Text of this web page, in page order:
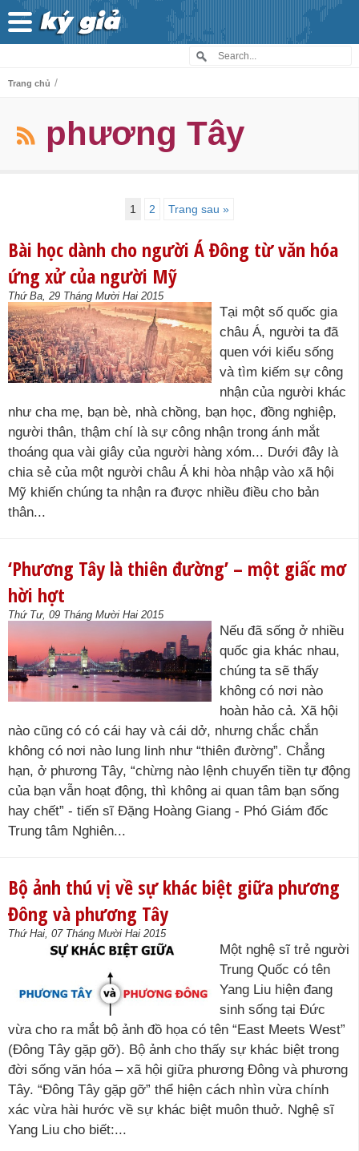
Trang chủ /
phương Tây
1 2 Trang sau »
Bài học dành cho người Á Đông từ văn hóa
ứng xử của người Mỹ
Thứ Ba, 29 Tháng Mười Hai 2015
Tại một số quốc gia
châu Á, người ta đã
quen với kiểu sống
và tìm kiếm sự công
nhận của người khác
như cha mẹ, bạn bè, nhà chồng, bạn học, đồng nghiệp,
người thân, thậm chí là sự công nhận trong ánh mắt
thoáng qua vài giây của người hàng xóm... Dưới đây là
chia sẻ của một người châu Á khi hòa nhập vào xã hội
Mỹ khiến chúng ta nhận ra được nhiều điều cho bản
thân...
‘Phương Tây là thiên đường’ – một giấc mơ
hời hợt
Thứ Tư, 09 Tháng Mười Hai 2015
Nếu đã sống ở nhiều
quốc gia khác nhau,
chúng ta sẽ thấy
không có nơi nào
hoàn hảo cả. Xã hội
nào cũng có có cái hay và cái dở, nhưng chắc chắn
không có nơi nào lung linh như “thiên đường”. Chẳng
hạn, ở phương Tây, “chừng nào lệnh chuyển tiền tự động
của bạn vẫn hoạt động, thì không ai quan tâm bạn sống
hay chết” - tiến sĩ Đặng Hoàng Giang - Phó Giám đốc
Trung tâm Nghiên...
Bộ ảnh thú vị về sự khác biệt giữa phương
Đông và phương Tây
Thứ Hai, 07 Tháng Mười Hai 2015
Một nghệ sĩ trẻ người
Trung Quốc có tên
Yang Liu hiện đang
sinh sống tại Đức
vừa cho ra mắt bộ ảnh đồ họa có tên “East Meets West”
(Đông Tây gặp gỡ). Bộ ảnh cho thấy sự khác biệt trong
đời sống văn hóa – xã hội giữa phương Đông và phương
Tây. “Đông Tây gặp gỡ” thể hiện cách nhìn vừa chính
xác vừa hài hước về sự khác biệt muôn thuở. Nghệ sĩ
Yang Liu cho biết:...